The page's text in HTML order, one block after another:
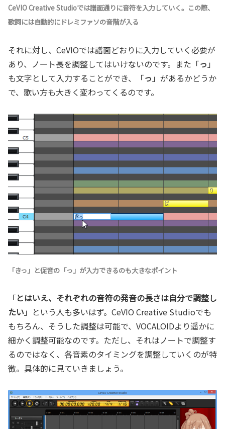
CeVIO Creative Studioでは譜面通りに音符を入力していく。この際、
歌詞には自動的にドレミファソの音階が入る
それに対し、CeVIOでは譜面どおりに入力していく必要が
あり、ノート長を調整してはいけないのです。また「っ 」
も文字として入力することができ、「っ 」があるかどうか
で、歌い方も大きく変わってくるのです。
「きっ」と促音の「っ」が入力できるのも大きなポイント
「とはいえ、それぞれの音符の発音の長さは自分で調整し
たい 」という人も多いはず。CeVIO Creative Studioでも
もちろん、そうした調整は可能で、VOCALOIDより遥かに
細かく調整可能なのです。ただし、それはノートで調整す
るのではなく、各音素のタイミングを調整していくのが特
徴。具体的に見ていきましょう。